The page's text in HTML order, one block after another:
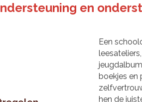
en
Een
boekjes en
hen de